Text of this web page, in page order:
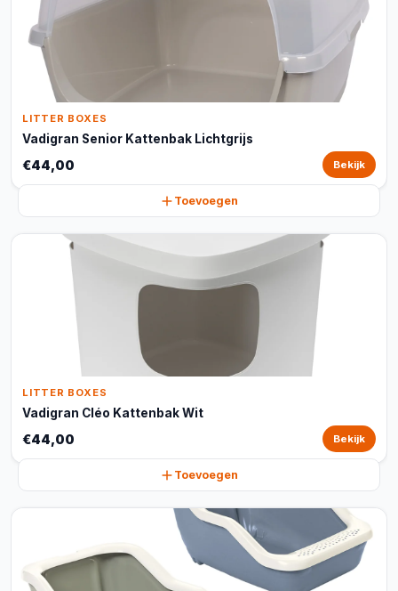
LITTER BOXES
Vadigran Senior Kattenbak Lichtgrijs
€44,00 Bekijk
Toevoegen
LITTER BOXES
Vadigran Cléo Kattenbak Wit
€44,00 Bekijk
Toevoegen